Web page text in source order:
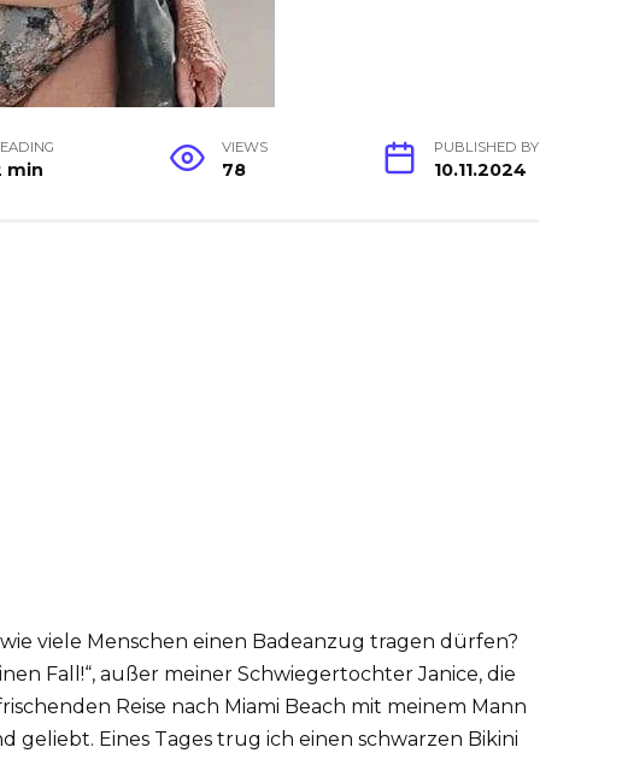
min
VIEWS
78
PUBLISHED BY
10.11.2024
viele Menschen einen Badeanzug tragen dürfen?
Fall!“, außer meiner Schwiegertochter Janice, die
Reise nach Miami Beach mit meinem Mann
Eines Tages trug ich einen schwarzen Bikini